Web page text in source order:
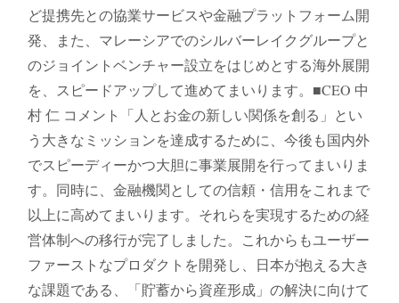
ど提携先との協業サービスや金融プラットフォーム開
発、また、マレーシアでのシルバーレイクグループと
のジョイントベンチャー設立をはじめとする海外展開
を、スピードアップして進めてまいります。■CEO 中
村 仁 コメント「人とお金の新しい関係を創る」とい
う大きなミッションを達成するために、今後も国内外
でスピーディーかつ大胆に事業展開を行ってまいりま
す。同時に、金融機関としての信頼・信用をこれまで
以上に高めてまいります。それらを実現するための経
営体制への移行が完了しました。これからもユーザー
ファーストなプロダクトを開発し、日本が抱える大き
な課題である、「貯蓄から資産形成」の解決に向けて